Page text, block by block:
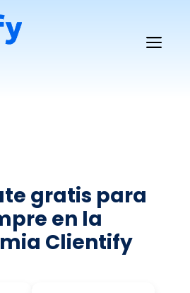
gratis para
en la
Clientify